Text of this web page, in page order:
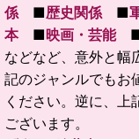
係 ■歴史関係 ■
本■映画・芸能■
などなど、意外と幅
記のジャンルでもお
ください。逆に、上
ございます。